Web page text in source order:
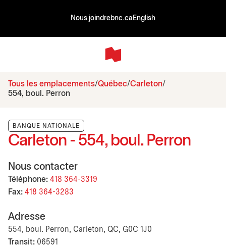
Nous joindrebnc.ca English
Tous les emplacements Québec Carleton
554, boul. Perron
BANQUE NATIONALE
Carleton - 554, boul. Perron
Nous contacter
Téléphone: 418 364-3319
Fax: 418 364-3283
Adresse
554, boul. Perron, Carleton, QC, G0C 1J0
Transit: 06591